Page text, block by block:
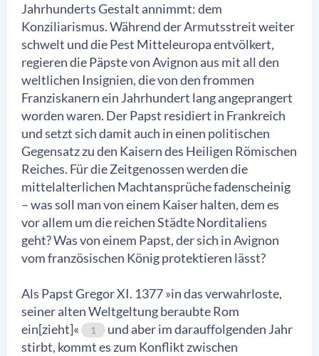
Jahrhunderts Gestalt annimmt: dem
Konziliarismus. Während der Armutsstreit weiter
schwelt und die Pest Mitteleuropa entvölkert,
regieren die Päpste von Avignon aus mit all den
weltlichen Insignien, die von den frommen
Franziskanern ein Jahrhundert lang angeprangert
worden waren. Der Papst residiert in Frankreich
und setzt sich damit auch in einen politischen
Gegensatz zu den Kaisern des Heiligen Römischen
Reiches. Für die Zeitgenossen werden die
mittelalterlichen Machtansprüche fadenscheinig
– was soll man von einem Kaiser halten, dem es
vor allem um die reichen Städte Norditaliens
geht? Was von einem Papst, der sich in Avignon
vom französischen König protektieren lässt?
Als Papst Gregor XI. 1377 »in das verwahrloste,
seiner alten Weltgeltung beraubte Rom
ein[zieht]«
1
und aber im darauffolgenden Jahr
stirbt, kommt es zum Konflikt zwischen